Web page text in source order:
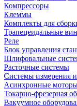
Компрессоры
Клеммы
Комплекты для
Трапецеидальные
Реле
Блок управления
Шлифовальные
Расточные системы
Системы измерения
Асинхронные
Токарно-фрезерная
Вакуумное